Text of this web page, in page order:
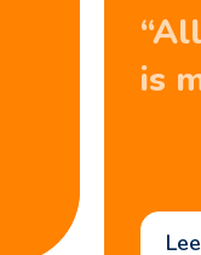
is